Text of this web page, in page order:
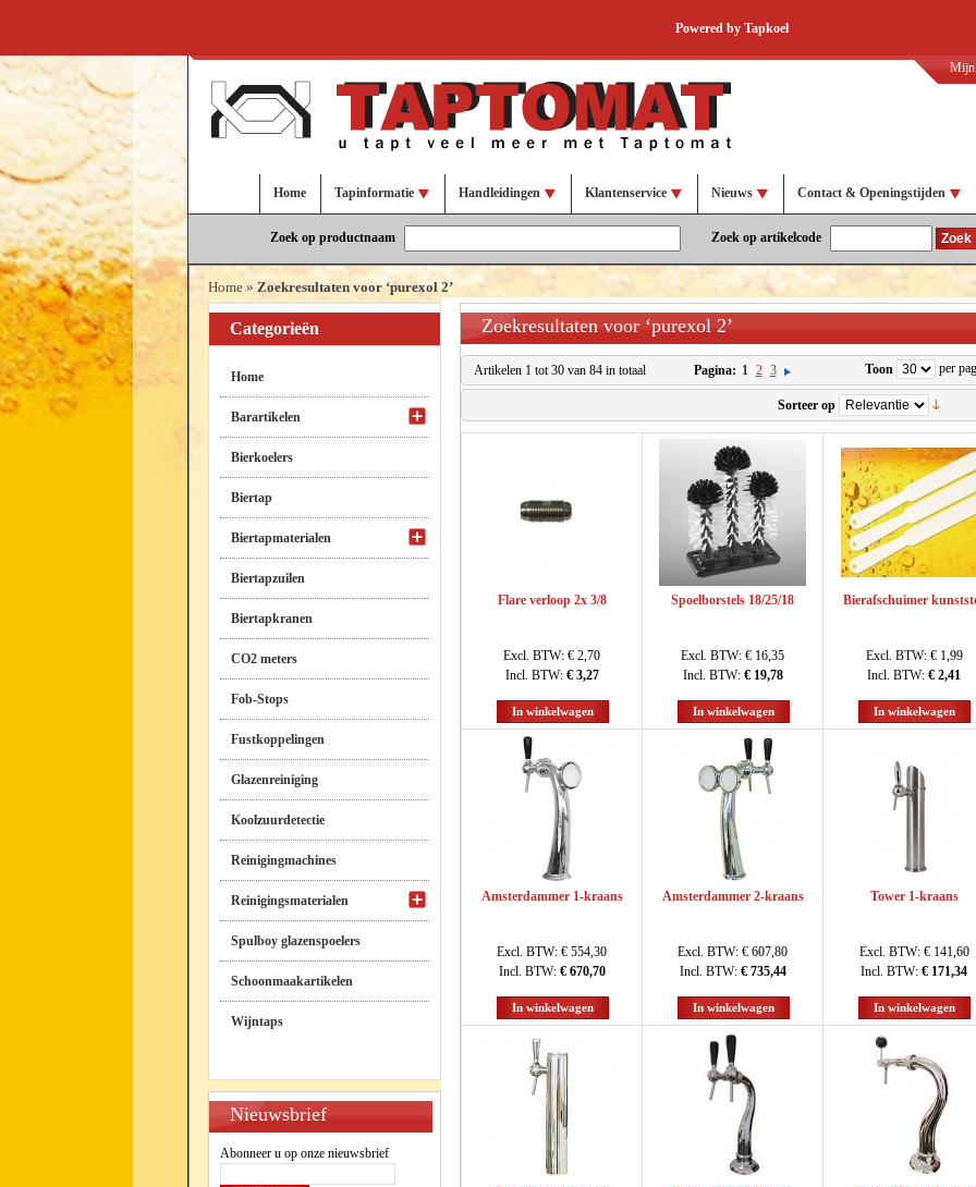
Powered by Tapkoel
Mijn
Home Tapinformatie Handleidingen Klantenservice Nieuws Contact & Openingstijden
Zoek op productnaam Zoek op artikelcode Zoek
Home » Zoekresultaten voor ‘purexol 2’
Categorieën
Home
Barartikelen
Bierkoelers
Biertap
Biertapmaterialen
Biertapzuilen
Biertapkranen
CO2 meters
Fob-Stops
Fustkoppelingen
Glazenreiniging
Koolzuurdetectie
Reinigingmachines
Reinigingsmaterialen
Spulboy glazenspoelers
Schoonmaakartikelen
Wijntaps
Nieuwsbrief
Abonneer u op onze nieuwsbrief
Zoekresultaten voor ‘purexol 2’
Artikelen 1 tot 30 van 84 in totaal Toon per
Pagina: 1 2 3
Sorteer op
Flare verloop 2x 3/8
Excl. BTW: € 2,70
Incl. BTW: € 3,27
In winkelwagen
Spoelborstels 18/25/18
Excl. BTW: € 16,35
Incl. BTW: € 19,78
In winkelwagen
Bierafschuimer
Excl. BTW: € 1,99
Incl. BTW: € 2,41
In winkelwagen
Amsterdammer 1-kraans
Excl. BTW: € 554,30
Incl. BTW: € 670,70
In winkelwagen
Amsterdammer 2-kraans
Excl. BTW: € 607,80
Incl. BTW: € 735,44
In winkelwagen
Tower 1-kraans
Excl. BTW: € 141,60
Incl. BTW: € 171,34
In winkelwagen